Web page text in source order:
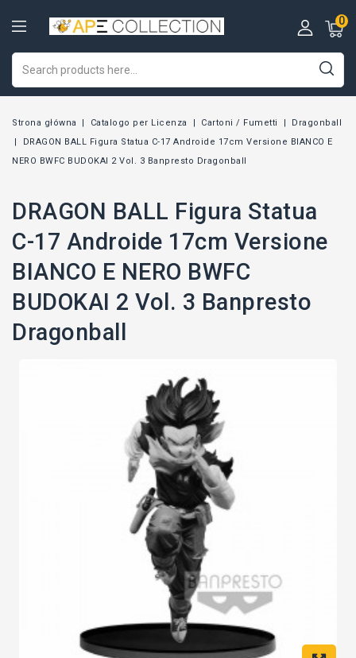
0
Strona główna Catalogo per Licenza Cartoni / Fumetti
Dragonball
DRAGON BALL Figura Statua C-17 Androide 17cm Versione BIANCO E
NERO BWFC BUDOKAI 2 Vol. 3 Banpresto Dragonball
DRAGON BALL Figura Statua
C-17 Androide 17cm Versione
BIANCO E NERO BWFC
BUDOKAI 2 Vol. 3 Banpresto
Dragonball